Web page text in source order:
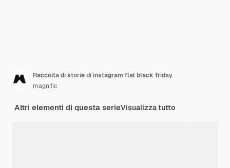
Raccolta di storie di instagram flat black friday
magnific
Altri elementi di questa serieVisualizza tutto